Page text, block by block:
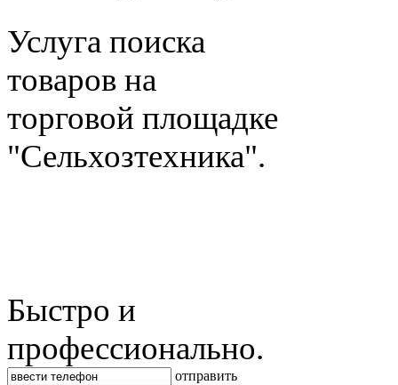
Услуга поиска
товаров на
торговой площадке
"Сельхозтехника".
Быстро и
профессионально.
отправить